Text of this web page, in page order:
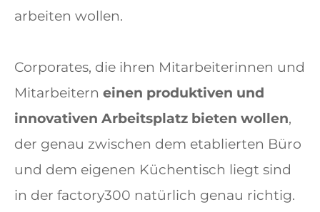
arbeiten wollen.
Corporates, die ihren Mitarbeiterinnen und
Mitarbeitern einen produktiven und
innovativen Arbeitsplatz bieten wollen,
der genau zwischen dem etablierten Büro
und dem eigenen Küchentisch liegt sind
in der factory300 natürlich genau richtig.